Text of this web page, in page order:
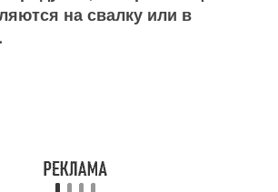
на свалку или в